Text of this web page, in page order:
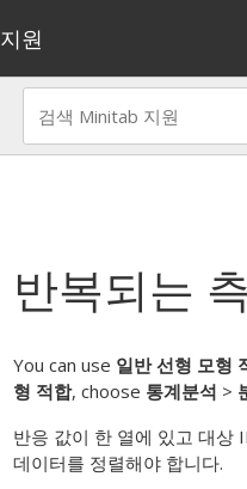
지원
반복되는
You can use 일반 선형 모형
형 적합, choose 통계분석 >
반응 값이 한 열에 있고 대상
데이터를 정렬해야 합니다.